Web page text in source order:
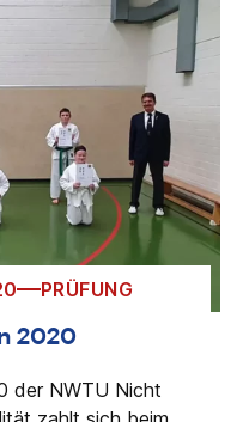
PRÜFUNG
2020
der NWTU Nicht